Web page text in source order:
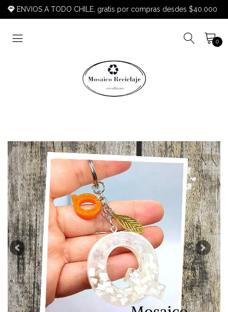
ENVIOS A TODO CHILE, gratis por compras desdes $40.000
0
Previous Next